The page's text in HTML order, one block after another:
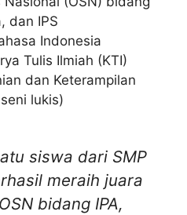
dan IPS
Indonesia
Tulis Ilmiah (KTI)
dan Keterampilan
lukis)
siswa dari SMP
meraih juara
bidang IPA,